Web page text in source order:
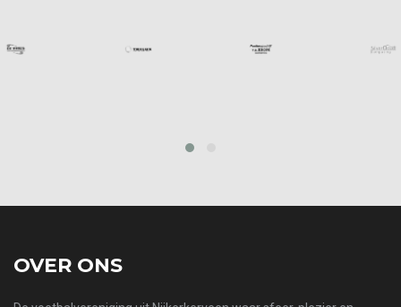
prev
OVER ONS